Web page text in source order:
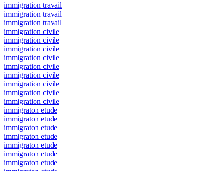
immigration travail
immigration travail
immigration travail
immigration civile
immigration civile
immigration civile
immigration civile
immigration civile
immigration civile
immigration civile
immigration civile
immigration civile
immigraton etude
immigraton etude
immigraton etude
immigraton etude
immigraton etude
immigraton etude
immigraton etude